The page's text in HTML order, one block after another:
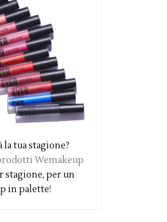
la tua stagione?
Wemakeup
stagione, per un
in palette!